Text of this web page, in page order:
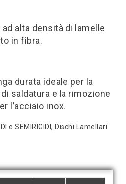
alta densità di lamelle
in fibra.
durata ideale per la
saldatura e la rimozione
l’acciaio inox.
e SEMIRIGIDI, Dischi Lamellari